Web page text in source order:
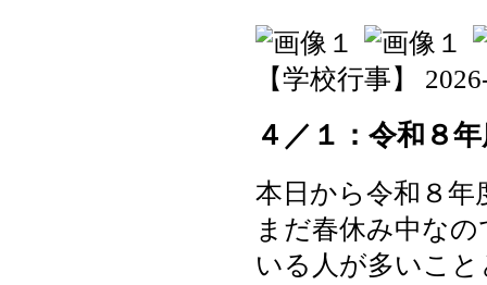
【学校行事】
４／１：令和８
本日から令和８年
まだ春休み中な
いる人が多いこ